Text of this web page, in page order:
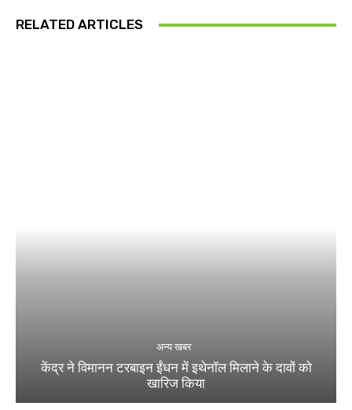
RELATED ARTICLES
अन्य खबर
केंद्र ने विमानन टरबाइन ईंधन में इथेनॉल मिलाने के दावों को
खारिज किया